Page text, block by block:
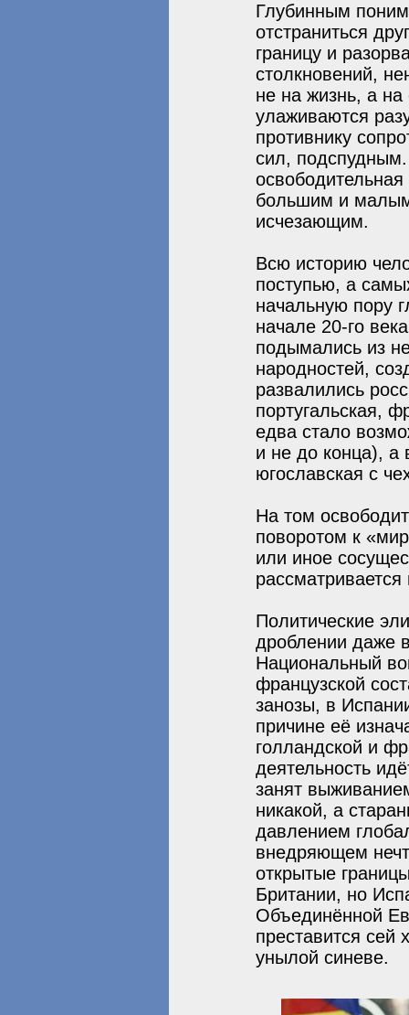
Глубинным
отстраниться
границу и
столкновений,
не на жизнь, а
улаживаются
противнику
сил, подспудным.
большим и
исчезающим.
Всю историю
поступью, а
начальную пору
начале 20-го
подымались из
народностей,
развалились
португальская,
едва стало
и не до конца), а
югославская с
На том
поворотом к
или иное
Политические
дроблении даже
Национальный
французской
занозы, в
причине её
голландской и
деятельность
занят
никакой, а
давлением
внедряющем
открытые
Британии, но
Объединённой
преставится сей
унылой синеве.